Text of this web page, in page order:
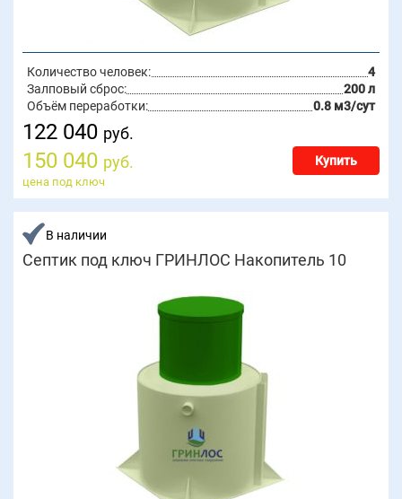
Количество человек:
4
Залповый сброс:
200 л
Объём переработки:
0.8 м3/сут
122 040 руб.
150 040 руб. Купить
цена под ключ
В наличии
Септик под ключ ГРИНЛОС Накопитель 10